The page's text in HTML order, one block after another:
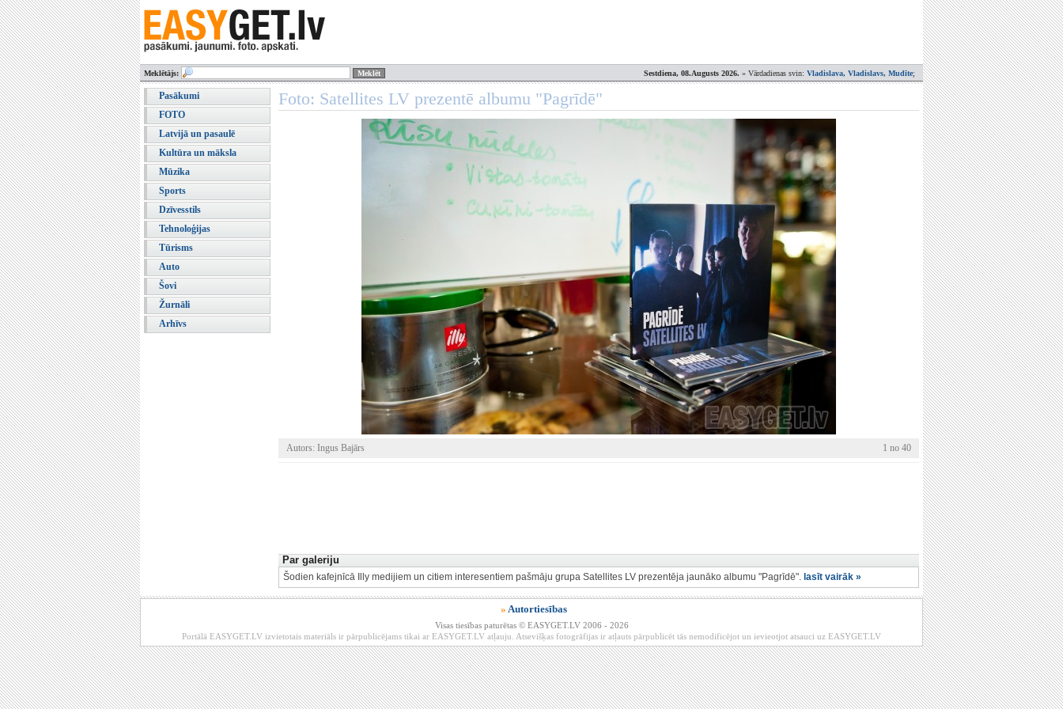
Sestdiena, 08.Augusts 2026. » Vārdadienas svin: Vladislava, Vladislavs, Mudīte;
Meklētājs:
Pasākumi
FOTO
Latvijā un pasaulē
Kultūra un māksla
Mūzika
Sports
Dzīvesstils
Tehnoloģijas
Tūrisms
Auto
Šovi
Žurnāli
Arhīvs
Foto: Satellites LV prezentē albumu "Pagrīdē"
Autors: Ingus Bajārs 1 no 40
Par galeriju
Šodien kafejnīcā Illy medijiem un citiem interesentiem pašmāju grupa Satellites LV prezentēja jaunāko albumu "Pagrīdē". lasīt vairāk »
» Autortiesības
Visas tiesības paturētas © EASYGET.LV 2006 - 2026
Portālā EASYGET.LV izvietotais materiāls ir pārpublicējams tikai ar EASYGET.LV atļauju. Atsevišķas fotogrāfijas ir atļauts pārpublicēt tās nemodificējot un ievieotjot atsauci uz EASYGET.LV